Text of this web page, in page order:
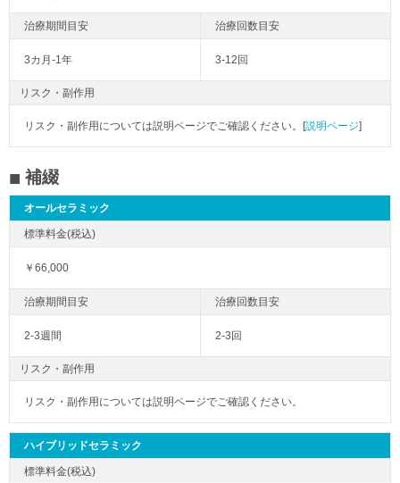
3カ月-1年 3-12回
リスク・副作用
リスク・副作用については説明ページでご確認ください。[説明ページ]
補綴
オールセラミック
￥66,000
2-3週間 2-3回
リスク・副作用
リスク・副作用については説明ページでご確認ください。
ハイブリッドセラミック